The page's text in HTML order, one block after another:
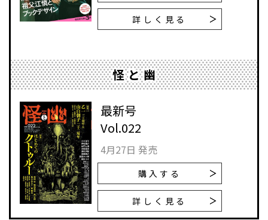
詳しく見る
怪と幽
最新号
Vol.022
4月27日 発売
購入する
詳しく見る